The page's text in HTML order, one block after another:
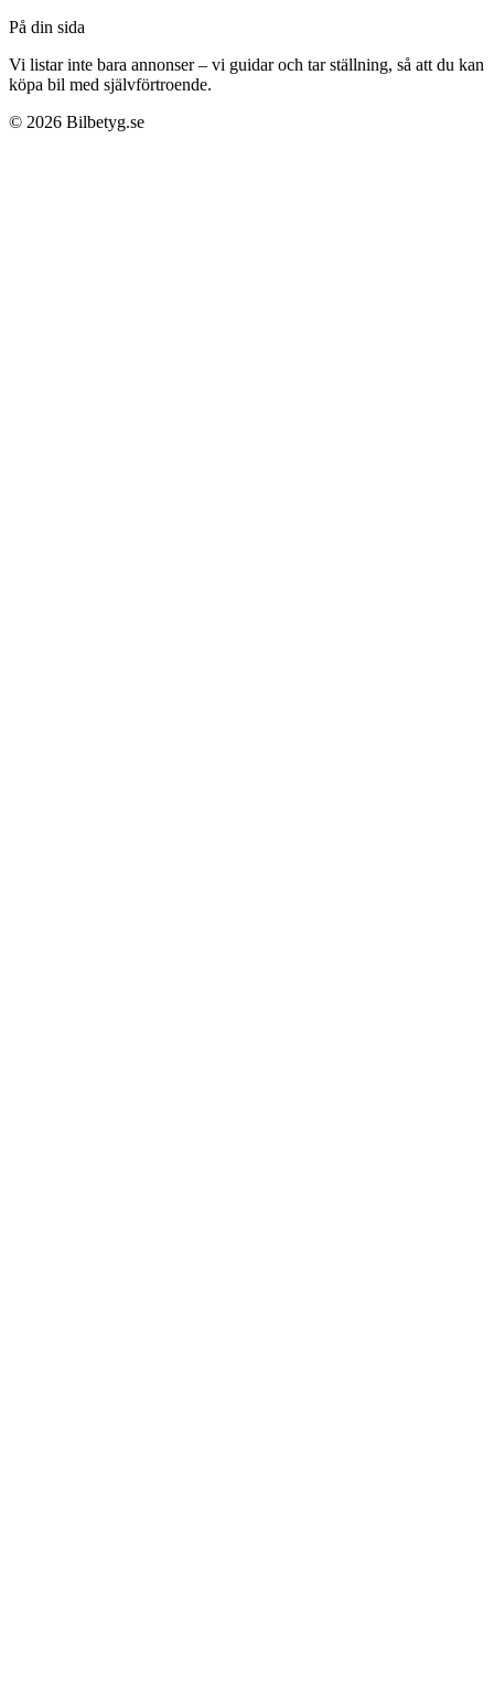
På din sida
Vi listar inte bara annonser – vi guidar och tar ställning, så att du kan
köpa bil med självförtroende.
© 2026 Bilbetyg.se